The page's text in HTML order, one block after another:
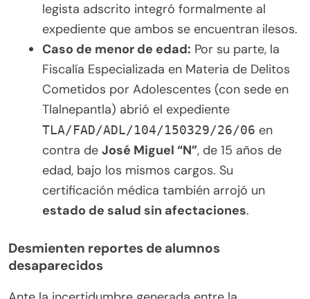
legista adscrito integró formalmente al
expediente que ambos se encuentran ilesos.
Caso de menor de edad: Por su parte, la
Fiscalía Especializada en Materia de Delitos
Cometidos por Adolescentes (con sede en
Tlalnepantla) abrió el expediente
TLA/FAD/ADL/104/150329/26/06 en
contra de José Miguel “N”, de 15 años de
edad, bajo los mismos cargos. Su
certificación médica también arrojó un
estado de salud sin afectaciones.
Desmienten reportes de alumnos
desaparecidos